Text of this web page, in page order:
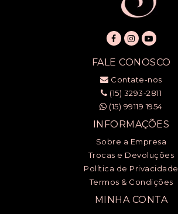
FALE CONOSCO
Contate-nos
(15) 3293-2811
(15) 99119 1954
INFORMAÇÕES
Sobre a Empresa
Trocas e Devoluções
Política de Privacidade
Termos & Condições
MINHA CONTA